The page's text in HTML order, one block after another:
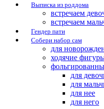
Выписка из роддома
встречаем
встречаем
Гендер пати
Собери набор сам
для
ходячие
для
для
для нее
для него